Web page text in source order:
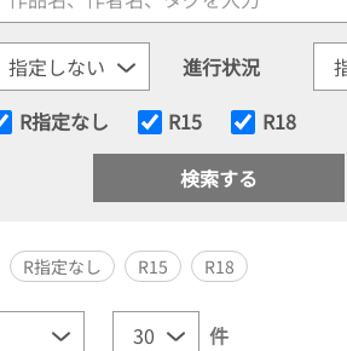
進行状況
R指定なし R15 R18
R指定なし R15 R18
件